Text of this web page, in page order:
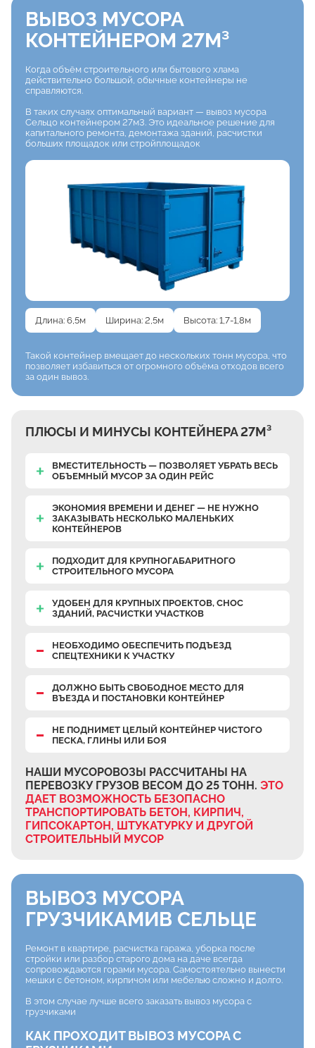
ВЫВОЗ МУСОРА
КОНТЕЙНЕРОМ 27М³
Когда объём строительного или бытового хлама
действительно большой, обычные контейнеры не
справляются.
В таких случаях оптимальный вариант — вывоз мусора
Сельцо контейнером 27м3. Это идеальное решение для
капитального ремонта, демонтажа зданий, расчистки
больших площадок или стройплощадок
Длина: 6,5м Ширина: 2,5м Высота: 1,7-1,8м
Такой контейнер вмещает до нескольких тонн мусора, что
позволяет избавиться от огромного объёма отходов всего
за один вывоз.
ПЛЮСЫ И МИНУСЫ КОНТЕЙНЕРА 27М³
ВМЕСТИТЕЛЬНОСТЬ — ПОЗВОЛЯЕТ УБРАТЬ ВЕСЬ
ОБЪЕМНЫЙ МУСОР ЗА ОДИН РЕЙС
ЭКОНОМИЯ ВРЕМЕНИ И ДЕНЕГ — НЕ НУЖНО
ЗАКАЗЫВАТЬ НЕСКОЛЬКО МАЛЕНЬКИХ
КОНТЕЙНЕРОВ
ПОДХОДИТ ДЛЯ КРУПНОГАБАРИТНОГО
СТРОИТЕЛЬНОГО МУСОРА
УДОБЕН ДЛЯ КРУПНЫХ ПРОЕКТОВ, СНОС
ЗДАНИЙ, РАСЧИСТКИ УЧАСТКОВ
НЕОБХОДИМО ОБЕСПЕЧИТЬ ПОДЪЕЗД
СПЕЦТЕХНИКИ К УЧАСТКУ
ДОЛЖНО БЫТЬ СВОБОДНОЕ МЕСТО ДЛЯ
ВЪЕЗДА И ПОСТАНОВКИ КОНТЕЙНЕР
НЕ ПОДНИМЕТ ЦЕЛЫЙ КОНТЕЙНЕР ЧИСТОГО
ПЕСКА, ГЛИНЫ ИЛИ БОЯ
НАШИ МУСОРОВОЗЫ РАССЧИТАНЫ НА
ПЕРЕВОЗКУ ГРУЗОВ ВЕСОМ ДО 25 ТОНН. ЭТО
ДАЕТ ВОЗМОЖНОСТЬ БЕЗОПАСНО
ТРАНСПОРТИРОВАТЬ БЕТОН, КИРПИЧ,
ГИПСОКАРТОН, ШТУКАТУРКУ И ДРУГОЙ
СТРОИТЕЛЬНЫЙ МУСОР
ВЫВОЗ МУСОРА
ГРУЗЧИКАМИВ СЕЛЬЦЕ
Ремонт в квартире, расчистка гаража, уборка после
стройки или разбор старого дома на даче всегда
сопровождаются горами мусора. Самостоятельно вынести
мешки с бетоном, кирпичом или мебелью сложно и долго.
В этом случае лучше всего заказать вывоз мусора с
грузчиками
КАК ПРОХОДИТ ВЫВОЗ МУСОРА С